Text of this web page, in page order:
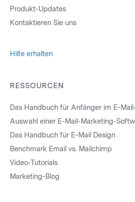
Produkt-Updates
Kontaktieren Sie uns
Hilfe erhalten
RESSOURCEN
Das Handbuch für Anfänger im E-
Auswahl einer E-Mail-Marketing-
Das Handbuch für E-Mail Design
Benchmark Email vs. Mailchimp
Video-Tutorials
Marketing-Blog